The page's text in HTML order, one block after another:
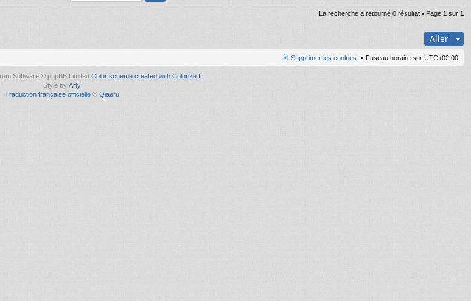
La recherche a retourné 0 résultat • Page 1 sur 1
Aller
Fuseau horaire sur UTC+02:00
Supprimer les cookies
Software © phpBB Limited Color scheme created with Colorize It
Style by Arty
Traduction française officielle © Qiaeru